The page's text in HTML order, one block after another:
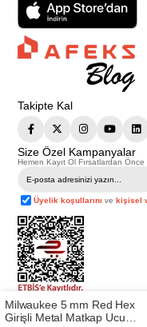
Takipte Kal
Size Özel Kampanyalar
Hemen Kayıt Ol Fırsatlardan
Üyelik koşullarını vekişisel
Telif Hakkı © 2026
Bu web sitesindeki tüm
Milwaukee 5 mm Red Hex
Girişli Metal Matkap Ucu